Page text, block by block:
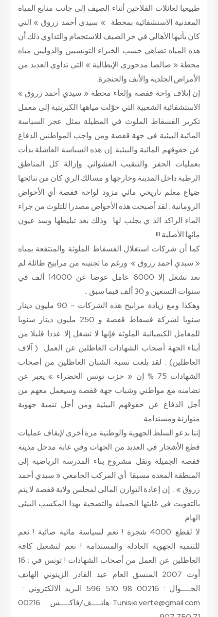
طبيعيا لعائلات الفلاحين أثناء الصيف إلى جانب منابع المياه
المعدنية الاستشفائية بمحطة » سيدي أحمد زروق » التي
كان يأتيها الأهالي في حر الصيف للاستحمام والتداوي ذلك أن
هذه المياه تضاهي حسب الخبراء التونسيين والدوليين مياه
محطة « صالصا مدجوري الإيطالية » التي تداوي العديد من
الأمراض الجلدية والأنف والحنجرة.
إن إتلاف واحة قفصة وإلغاء محطة « سيدي أحمد زروق »
الاستشفائية الشعبية التي حوّلت مياهها الكبريتية إلى معمل
تكرير الفسفاط الملوث في المظيلة يمثل عجز السياسة
المائية البيئية في جهة قفصة ومن واجب المواطنين الدفاع
عن حقوقهم المائية والبيئية. إن هذه السياسة الفاشلة بدأت
بعمليات الحفر والتنقيب العشوائي وإزالة كل المناطق
الرطبة داخل المدينة وخارجها و مسالك الري كان من نتائجها
ضياع معلم تاريخي مائي مزود لواحة قفصة أي الأحواض
الرومانية . لقد أصبحت هذه الأحواض مصدرا للتلوث من جراء
الماء الراكد الذ ي يجلب لها وذلك بعد تبليطها وسد عيون
مائها الأصلية !!!.
كما أن شركات استغلال الفسفاط الملوثة والمنتفعة بمياه
« سيدي أحمد زروق » ورغم ما تجنينه من مرابيح طائلة لم
تعد تشغل إلا 6000 عامل عوضا عن 14000 ألف في
سنوات التسعين و 30 ألف فيما سبق ..
وهكذا ومع زيادة مرابيح هذه الشركات – 90 مليون دينار
سنويا لشركة فسفاط قفصة و 250 مليون دينار سنويا
للمعامل الكيميائية الملوثة فإنها لا تشغل إلا عددا قليلا من
أبناء الجهة أصحاب الشهادات العاطلين عن العمل ( آلاف
العاطلين) . لقد بلغت نسبة الشبان العاطلين من أصحاب
الشهادات 75 % إن « حزب تونس الخضراء » يعبر عن
تضامنه مع مواطني وشباب جهة قفصة وسيعمل معهم من
أجل الدفاع عن حقوقهم البيئية ومن أجل تنمية جهوية
متوازنة ومستدامة .
إننا ندعو السلط الجهوية والوطنية مرة أخرى لإيقاف عمليات
قطع الأشجار في العديد من الجهات وفي غابة مدخل مدينة
قفصة الجميلة ونقل مشروع بناء المدرسة الرياضية إلى
المنطقة المعدة مسبقا أي المركب الجامعي « سيدي أحمد
زروق » .. إن إعادة التوازن المالي لمجلس ولاية قفصة لا يتم
بالتفويت في غابتها الجميلة والتضحية بهذا المكسب البيئي
الهام.
لا لقطع 4000 شجرة ! نعم لسياسة مائية صائبة ! نعم
للتنمية الجهوية العادلة والمستدامة ! نعم لتشغيل كافة
العاطلين عن العمل من أصحاب الشهادات !
تونس في : 16
أوت 2007
المنسق العام عبد القادر الزيتوني الهاتف
الجــــوال : 00216 98 510 596 البريد الالكتروني :
Tunisie.verte@gmail.com هاتــــف/فاكــــس : 00216